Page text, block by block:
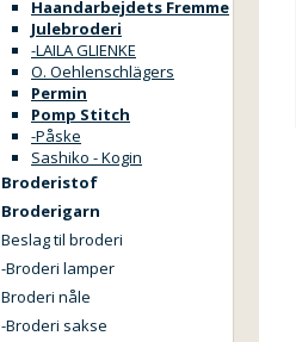
Haandarbejdets Fremme
Julebroderi
-LAILA GLIENKE
O. Oehlenschlägers
Permin
Pomp Stitch
-Påske
Sashiko - Kogin
Broderistof
Broderigarn
Beslag til broderi
-Broderi lamper
Broderi nåle
-Broderi sakse